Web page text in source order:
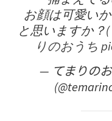
お顔は可愛い
と思いますか？
りのおうち
— てまりの